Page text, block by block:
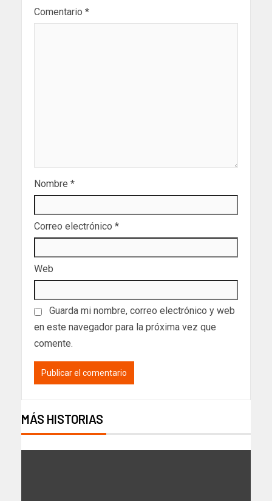
Comentario *
Nombre *
Correo electrónico *
Web
Guarda mi nombre, correo electrónico y web
en este navegador para la próxima vez que
comente.
MÁS HISTORIAS